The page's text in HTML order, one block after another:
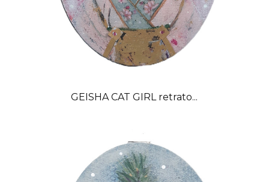
GEISHA CAT GIRL retrato...